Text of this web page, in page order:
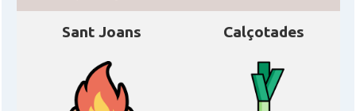
Sant Joans Calçotades